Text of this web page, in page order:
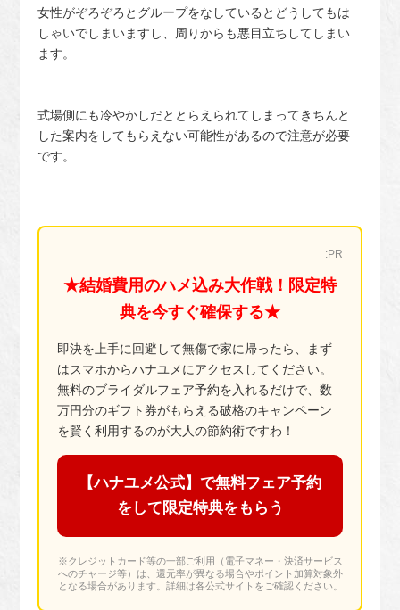
女性がぞろぞろとグループをなしているとどうしてもは
しゃいでしまいますし、周りからも悪目立ちしてしまい
ます。
式場側にも冷やかしだととらえられてしまってきちんと
した案内をしてもらえない可能性があるので注意が必要
です。
:PR
★結婚費用のハメ込み大作戦！限定特
典を今すぐ確保する★
即決を上手に回避して無傷で家に帰ったら、まず
はスマホからハナユメにアクセスしてください。
無料のブライダルフェア予約を入れるだけで、数
万円分のギフト券がもらえる破格のキャンペーン
を賢く利用するのが大人の節約術ですわ！
【ハナユメ公式】で無料フェア予約
をして限定特典をもらう
※クレジットカード等の一部ご利用（電子マネー・決済サービス
へのチャージ等）は、還元率が異なる場合やポイント加算対象外
となる場合があります。詳細は各公式サイトをご確認ください。